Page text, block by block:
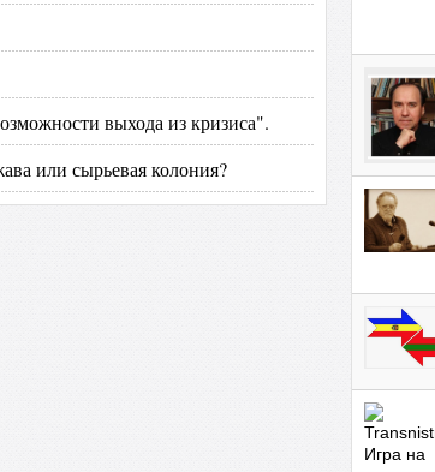
выхода из кризиса".
или сырьевая колония?